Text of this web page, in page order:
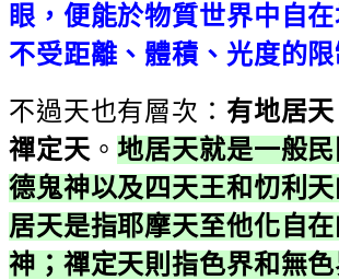
眼，便能於物質世界中自
不受距離、體積、光度的限
不過天也有層次： 有地居
禪定天 。地居天就是一般
德鬼神以及四天王和忉利
居天是指耶摩天至他化自
神；禪定天則指色界和無